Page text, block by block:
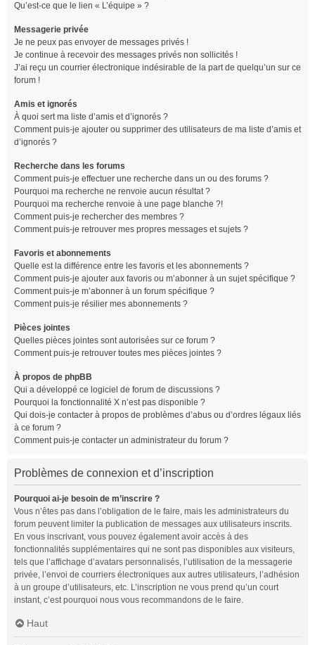
Qu’est-ce que le lien « L’équipe » ?
Messagerie privée
Je ne peux pas envoyer de messages privés !
Je continue à recevoir des messages privés non sollicités !
J’ai reçu un courrier électronique indésirable de la part de quelqu’un sur ce
forum !
Amis et ignorés
À quoi sert ma liste d’amis et d’ignorés ?
Comment puis-je ajouter ou supprimer des utilisateurs de ma liste d’amis et
d’ignorés ?
Recherche dans les forums
Comment puis-je effectuer une recherche dans un ou des forums ?
Pourquoi ma recherche ne renvoie aucun résultat ?
Pourquoi ma recherche renvoie à une page blanche ?!
Comment puis-je rechercher des membres ?
Comment puis-je retrouver mes propres messages et sujets ?
Favoris et abonnements
Quelle est la différence entre les favoris et les abonnements ?
Comment puis-je ajouter aux favoris ou m’abonner à un sujet spécifique ?
Comment puis-je m’abonner à un forum spécifique ?
Comment puis-je résilier mes abonnements ?
Pièces jointes
Quelles pièces jointes sont autorisées sur ce forum ?
Comment puis-je retrouver toutes mes pièces jointes ?
À propos de phpBB
Qui a développé ce logiciel de forum de discussions ?
Pourquoi la fonctionnalité X n’est pas disponible ?
Qui dois-je contacter à propos de problèmes d’abus ou d’ordres légaux liés
à ce forum ?
Comment puis-je contacter un administrateur du forum ?
Problèmes de connexion et d’inscription
Pourquoi ai-je besoin de m’inscrire ?
Vous n’êtes pas dans l’obligation de le faire, mais les administrateurs du
forum peuvent limiter la publication de messages aux utilisateurs inscrits.
En vous inscrivant, vous pouvez également avoir accès à des
fonctionnalités supplémentaires qui ne sont pas disponibles aux visiteurs,
tels que l’affichage d’avatars personnalisés, l’utilisation de la messagerie
privée, l’envoi de courriers électroniques aux autres utilisateurs, l’adhésion
à un groupe d’utilisateurs, etc. L’inscription ne vous prend qu’un court
instant, c’est pourquoi nous vous recommandons de le faire.
Haut